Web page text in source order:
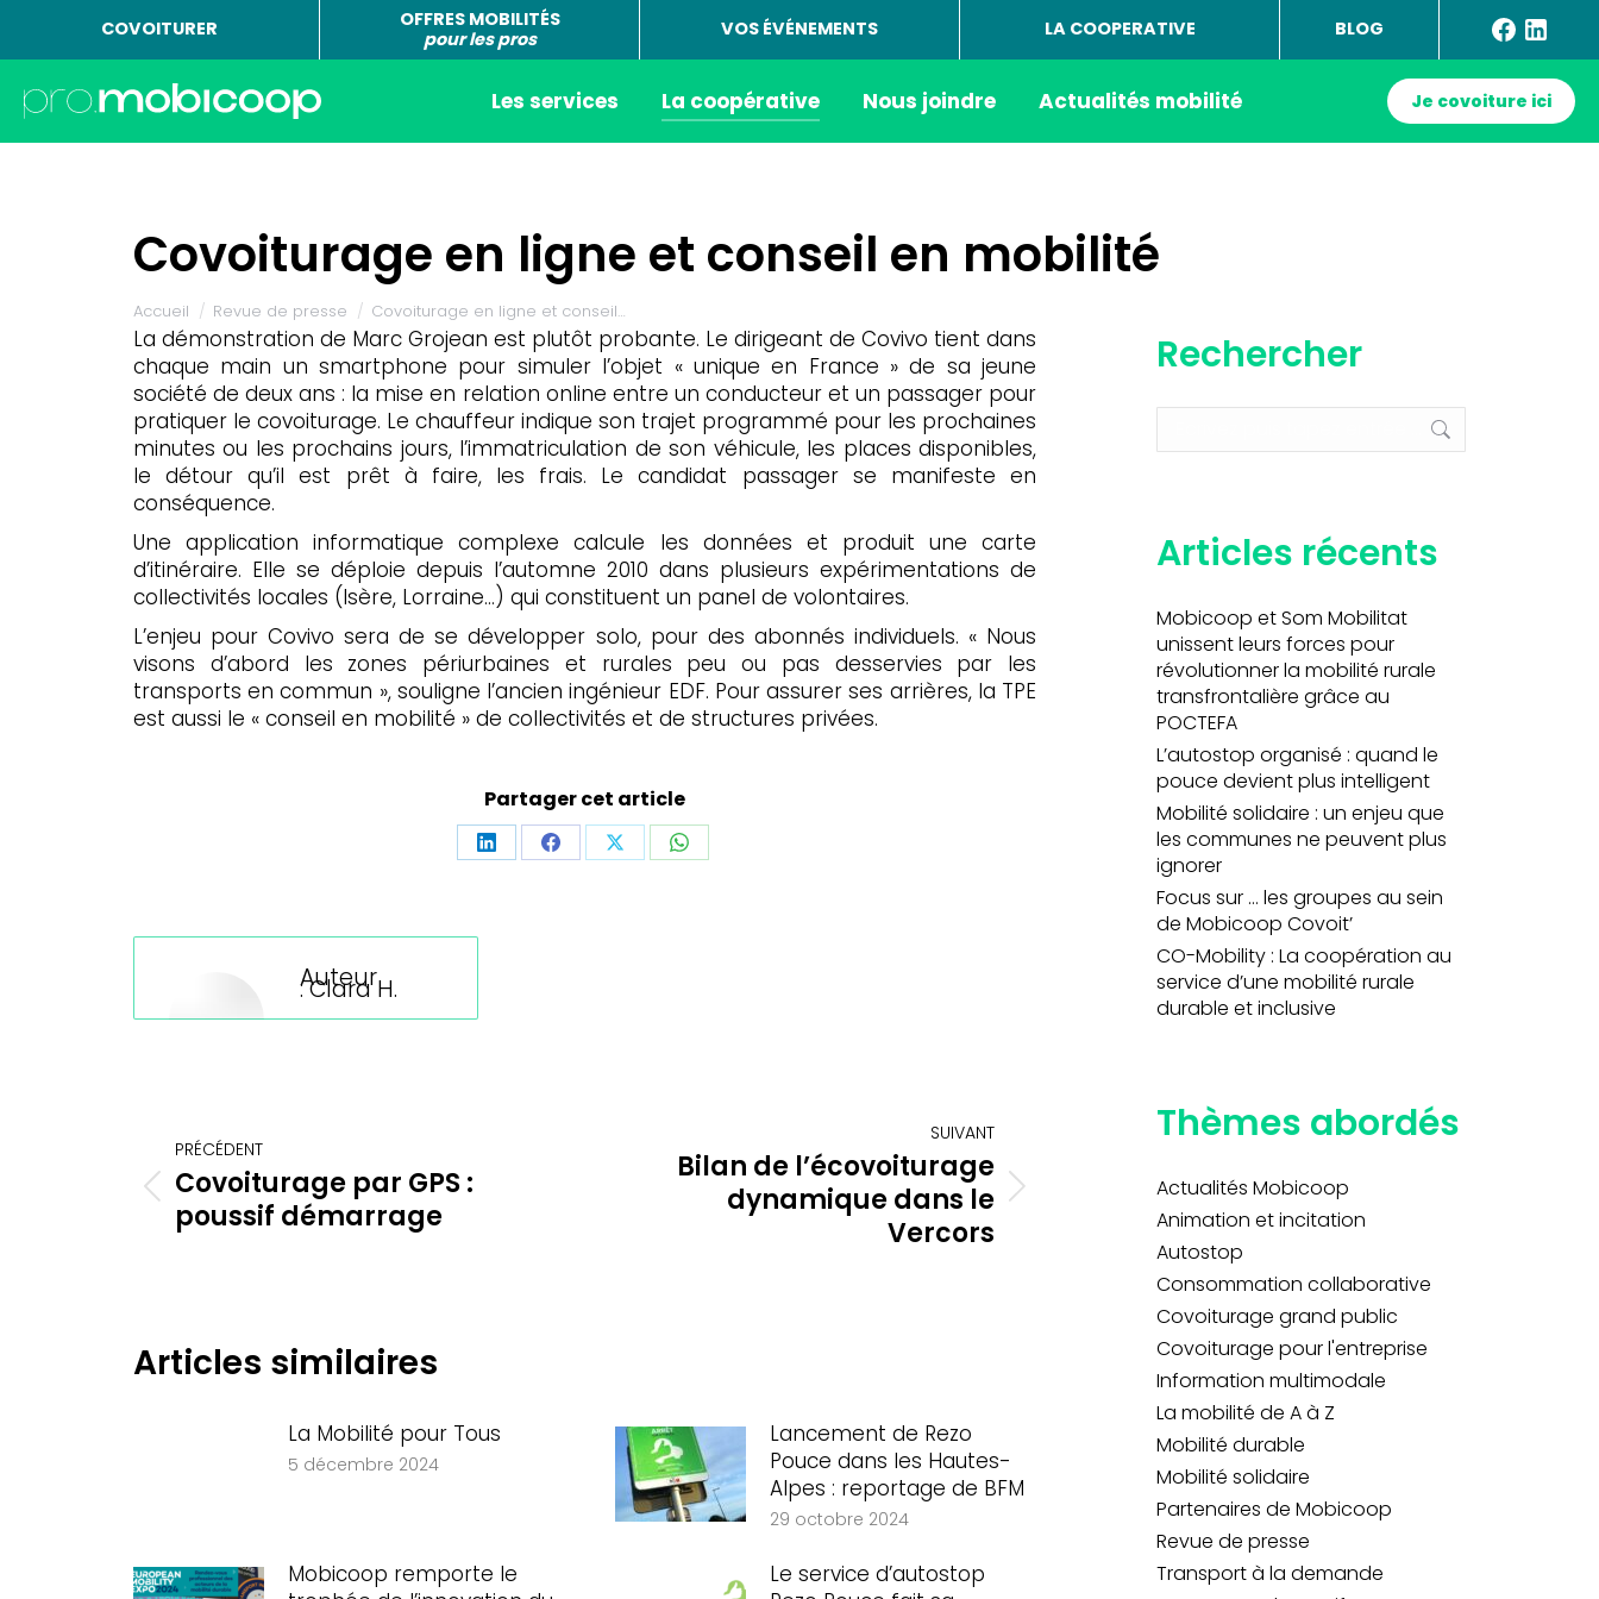
COVOITURER
OFFRES MOBILITÉS
pour les pros
VOS ÉVÉNEMENTS LA COOPERATIVE BLOG
Les services La coopérative Nous joindre Actualités mobilité Je covoiture ici
Covoiturage en ligne et conseil en mobilité
Vous êtes ici :
Accueil Revue de presse Covoiturage en ligne et conseil…
La démonstration de Marc Grojean est plutôt probante. Le dirigeant de Covivo tient dans
chaque main un smartphone pour simuler l’objet « unique en France » de sa jeune
société de deux ans : la mise en relation online entre un conducteur et un passager pour
pratiquer le covoiturage. Le chauffeur indique son trajet programmé pour les prochaines
minutes ou les prochains jours, l’immatriculation de son véhicule, les places disponibles,
le détour qu’il est prêt à faire, les frais. Le candidat passager se manifeste en
conséquence.
Une application informatique complexe calcule les données et produit une carte
d’itinéraire. Elle se déploie depuis l’automne 2010 dans plusieurs expérimentations de
collectivités locales (Isère, Lorraine…) qui constituent un panel de volontaires.
L’enjeu pour Covivo sera de se développer solo, pour des abonnés individuels. « Nous
visons d’abord les zones périurbaines et rurales peu ou pas desservies par les
transports en commun », souligne l’ancien ingénieur EDF. Pour assurer ses arrières, la TPE
est aussi le « conseil en mobilité » de collectivités et de structures privées.
Partager cet article
PartagerPartagerPartagerPartager
Auteur
:Clara H.
article
PRÉCÉDENT
Article
précédent
Covoiturage par GPS :
poussif démarrage
SUIVANT
Bilan de l’écovoiturage
dynamique dans le
Vercors
Articles similaires
La Mobilité pour Tous
5 décembre 2024
Lancement de Rezo
Pouce dans les Hautes-
Alpes : reportage de BFM
29 octobre 2024
Mobicoop remporte le
Le service d’autostop
Rechercher
:
Articles récents
Mobicoop et Som Mobilitat
unissent leurs forces pour
révolutionner la mobilité rurale
transfrontalière grâce au
POCTEFA
L’autostop organisé : quand le
pouce devient plus intelligent
Mobilité solidaire : un enjeu que
les communes ne peuvent plus
ignorer
Focus sur … les groupes au sein
de Mobicoop Covoit’
CO-Mobility : La coopération au
service d’une mobilité rurale
durable et inclusive
Thèmes abordés
Actualités Mobicoop
Animation et incitation
Autostop
Consommation collaborative
Covoiturage grand public
Covoiturage pour l'entreprise
Information multimodale
La mobilité de A à Z
Mobilité durable
Mobilité solidaire
Partenaires de Mobicoop
Revue de presse
Transport à la demande